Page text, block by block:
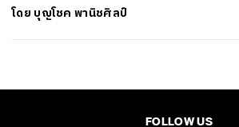
โดย บุญโชค พานิชศิลป์
FOLLOW US